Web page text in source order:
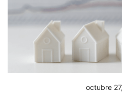
octubre